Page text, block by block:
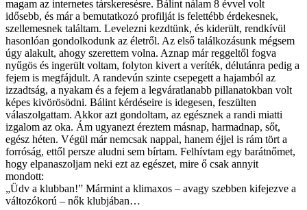
magam az internetes társkeresésre. Bálint nálam 8 évvel volt
idősebb, és már a bemutatkozó profilját is felettébb érdekesnek,
szellemesnek találtam. Levelezni kezdtünk, és kiderült, rendkívül
hasonlóan gondolkodunk az életről. Az első találkozásunk mégsem
úgy alakult, ahogy szerettem volna. Aznap már reggeltől fogva
nyűgös és ingerült voltam, folyton kivert a veríték, délutánra pedig a
fejem is megfájdult. A randevún szinte csepegett a hajamból az
izzadtság, a nyakam és a fejem a legváratlanabb pillanatokban volt
képes kivörösödni. Bálint kérdéseire is idegesen, feszülten
válaszolgattam. Akkor azt gondoltam, az egésznek a randi miatti
izgalom az oka. Ám ugyanezt éreztem másnap, harmadnap, sőt,
egész héten. Végül már nemcsak nappal, hanem éjjel is rám tört a
forróság, ettől persze aludni sem bírtam. Felhívtam egy barátnőmet,
hogy elpanaszoljam neki ezt az egészet, mire ő csak annyit
mondott:
„Üdv a klubban!” Mármint a klimaxos – avagy szebben kifejezve a
változókorú – nők klubjában…